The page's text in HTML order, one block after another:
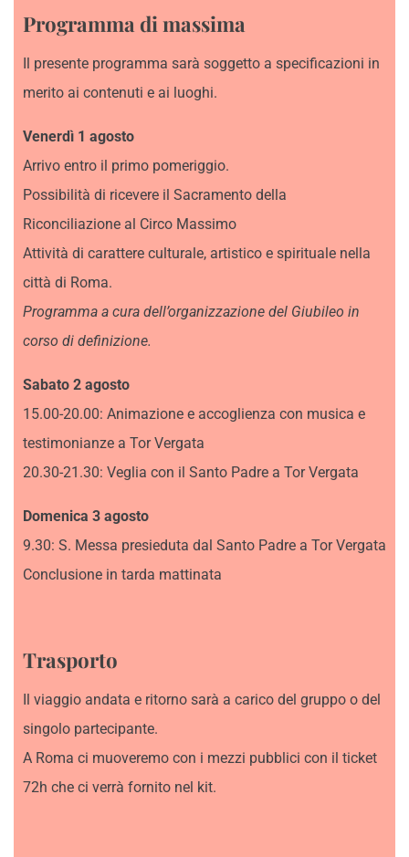
Programma di massima
Il presente programma sarà soggetto a specificazioni in
merito ai contenuti e ai luoghi.
Venerdì 1 agosto
Arrivo entro il primo pomeriggio.
Possibilità di ricevere il Sacramento della
Riconciliazione al Circo Massimo
Attività di carattere culturale, artistico e spirituale nella
città di Roma.
Programma a cura dell’organizzazione del Giubileo in
corso di definizione.
Sabato 2 agosto
15.00-20.00: Animazione e accoglienza con musica e
testimonianze a Tor Vergata
20.30-21.30: Veglia con il Santo Padre a Tor Vergata
Domenica 3 agosto
9.30: S. Messa presieduta dal Santo Padre a Tor Vergata
Conclusione in tarda mattinata
Trasporto
Il viaggio andata e ritorno sarà a carico del gruppo o del
singolo partecipante.
A Roma ci muoveremo con i mezzi pubblici con il ticket
72h che ci verrà fornito nel kit.